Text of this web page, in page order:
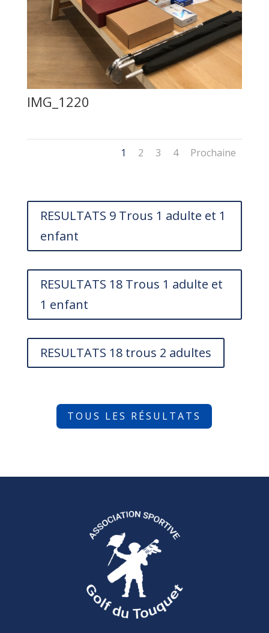
IMG_1220
1 2 3 4 Prochaine
RESULTATS 9 Trous 1 adulte et 1
enfant
RESULTATS 18 Trous 1 adulte et
1 enfant
RESULTATS 18 trous 2 adultes
TOUS LES RÉSULTATS